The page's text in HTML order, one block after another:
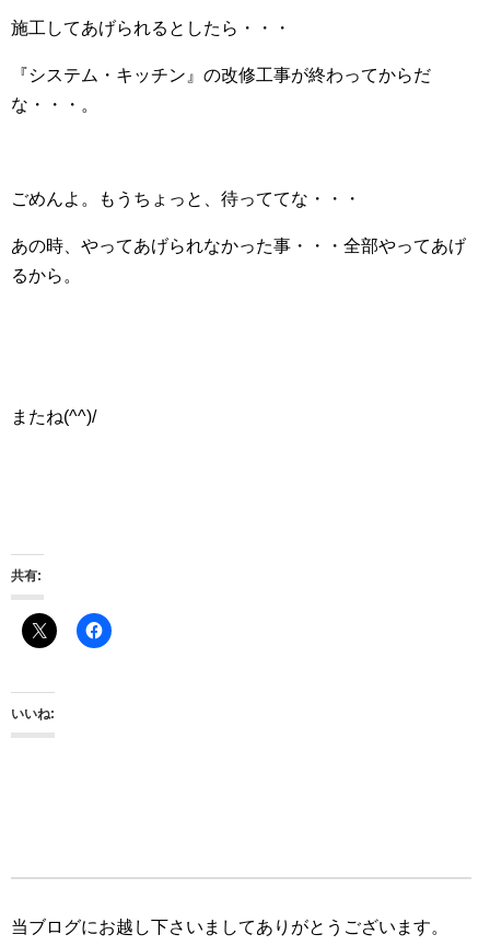
施工してあげられるとしたら・・・
『システム・キッチン』の改修工事が終わってからだ
な・・・。
ごめんよ。もうちょっと、待っててな・・・
あの時、やってあげられなかった事・・・全部やってあげ
るから。
またね(^^)/
共有:
いいね:
当ブログにお越し下さいましてありがとうございます。